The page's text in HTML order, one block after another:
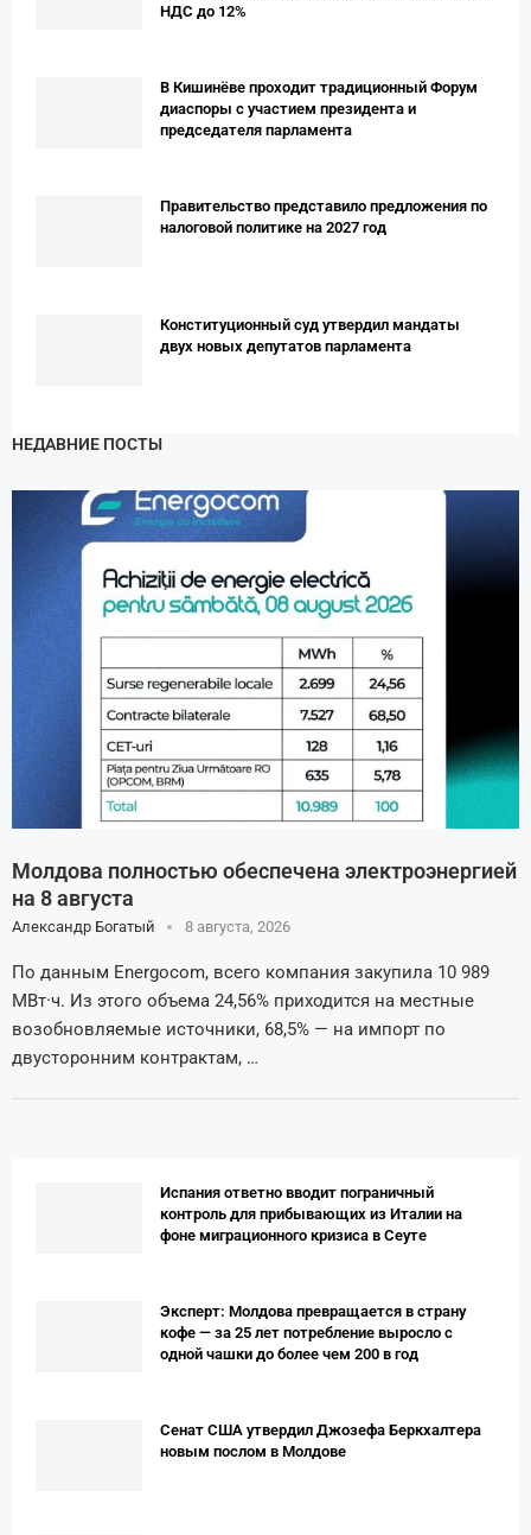
НДС до 12%
В Кишинёве проходит традиционный Форум
диаспоры с участием президента и
председателя парламента
Правительство представило предложения по
налоговой политике на 2027 год
Конституционный суд утвердил мандаты
двух новых депутатов парламента
НЕДАВНИЕ ПОСТЫ
Молдова полностью обеспечена электроэнергией
на 8 августа
Александр Богатый 8 августа, 2026
По данным Energocom, всего компания закупила 10 989
МВт·ч. Из этого объема 24,56% приходится на местные
возобновляемые источники, 68,5% — на импорт по
двусторонним контрактам, …
Испания ответно вводит пограничный
контроль для прибывающих из Италии на
фоне миграционного кризиса в Сеуте
Эксперт: Молдова превращается в страну
кофе — за 25 лет потребление выросло с
одной чашки до более чем 200 в год
Сенат США утвердил Джозефа Беркхалтера
новым послом в Молдове